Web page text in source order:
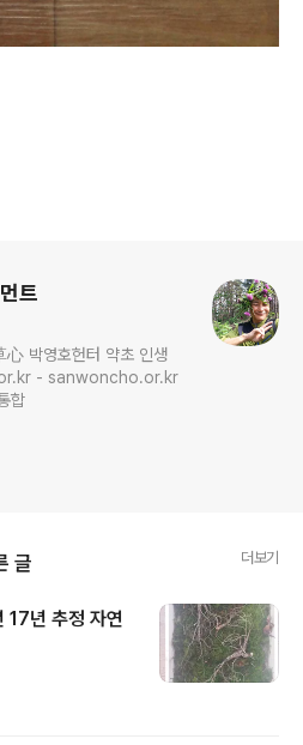
트
心 박영호헌터 약초 인생
합
글 더보기
17년 추정 자연